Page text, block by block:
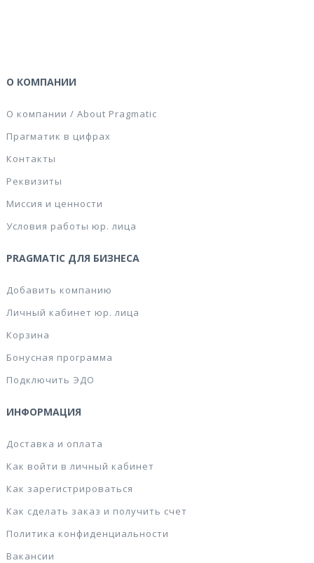
О КОМПАНИИ
О компании / About Pragmatic
Прагматик в цифрах
Контакты
Реквизиты
Миссия и ценности
Условия работы юр. лица
PRAGMATIC ДЛЯ БИЗНЕСА
Добавить компанию
Личный кабинет юр. лица
Корзина
Бонусная программа
Подключить ЭДО
ИНФОРМАЦИЯ
Доставка и оплата
Как войти в личный кабинет
Как зарегистрироваться
Как сделать заказ и получить счет
Политика конфиденциальности
Вакансии